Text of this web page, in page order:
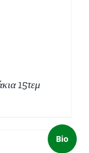
15τεμ
Bio